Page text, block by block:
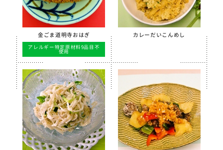
金ごま道明寺おはぎ
アレルギー特定原材料9品目不
使用
カレーだいこんめし